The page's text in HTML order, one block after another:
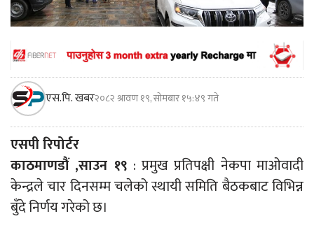
एस.पि. खबर२०८२ श्रावण १९, सोमबार १५:४९ गते
एसपी रिपोर्टर
काठमाणडौं ,साउन १९ : प्रमुख प्रतिपक्षी नेकपा माओवादी
केन्द्रले चार दिनसम्म चलेको स्थायी समिति बैठकबाट विभिन्न
बुँदे निर्णय गरेको छ।